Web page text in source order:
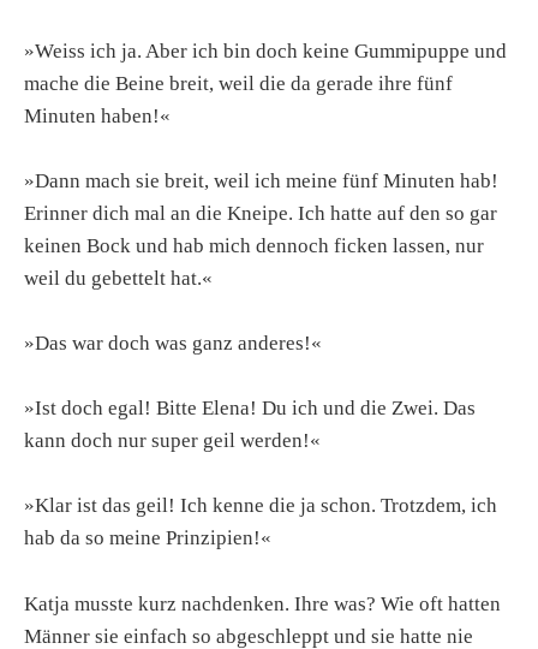
»Weiss ich ja. Aber ich bin doch keine Gummipuppe und
mache die Beine breit, weil die da gerade ihre fünf
Minuten haben!«
»Dann mach sie breit, weil ich meine fünf Minuten hab!
Erinner dich mal an die Kneipe. Ich hatte auf den so gar
keinen Bock und hab mich dennoch ficken lassen, nur
weil du gebettelt hat.«
»Das war doch was ganz anderes!«
»Ist doch egal! Bitte Elena! Du ich und die Zwei. Das
kann doch nur super geil werden!«
»Klar ist das geil! Ich kenne die ja schon. Trotzdem, ich
hab da so meine Prinzipien!«
Katja musste kurz nachdenken. Ihre was? Wie oft hatten
Männer sie einfach so abgeschleppt und sie hatte nie